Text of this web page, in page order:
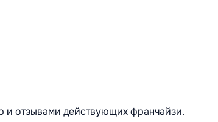
и отзывами действующих франчайзи.